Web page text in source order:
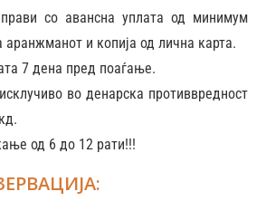
прави со авансна уплата од минимум
аранжманот и копија од лична карта.
7 дена пред поаѓање.
во денарска противвредност
од 6 до 12 рати!!!